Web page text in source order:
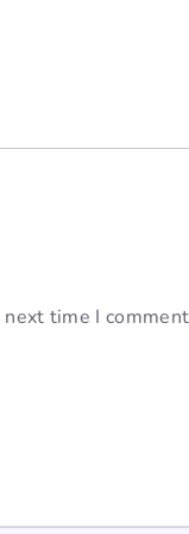
time I